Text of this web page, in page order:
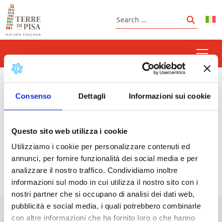
Consenso Dettagli Informazioni sui cookie
Questo sito web utilizza i cookie
Utilizziamo i cookie per personalizzare contenuti ed
annunci, per fornire funzionalità dei social media e per
analizzare il nostro traffico. Condividiamo inoltre
informazioni sul modo in cui utilizza il nostro sito con i
nostri partner che si occupano di analisi dei dati web,
pubblicità e social media, i quali potrebbero combinarle
con altre informazioni che ha fornito loro o che hanno
Skip to content
Search
Search
Gipsoteca
Prossimi eventi
<li>Non ci sono eventi con questo tag</li>